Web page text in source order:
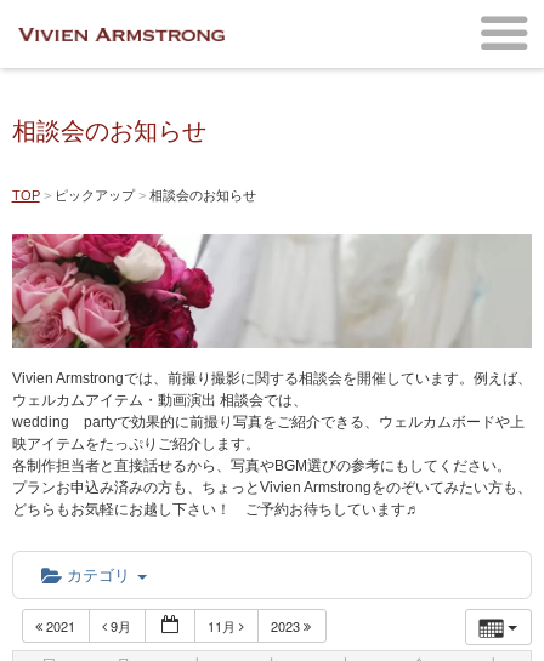
相談会のお知らせ
TOP ピックアップ 相談会のお知らせ
Vivien Armstrongでは、前撮り撮影に関する相談会を開催しています。例えば、
ウェルカムアイテム・動画演出 相談会では、
wedding partyで効果的に前撮り写真をご紹介できる、ウェルカムボードや上
映アイテムをたっぷりご紹介します。
各制作担当者と直接話せるから、写真やBGM選びの参考にもしてください。
プランお申込み済みの方も、ちょっとVivien Armstrongをのぞいてみたい方も、
どちらもお気軽にお越し下さい！ ご予約お待ちしています♬
カテゴリ
2021 9月 11月 2023